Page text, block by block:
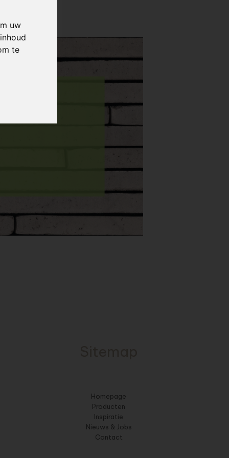
uw
te
Homepage
Producten
Inspiratie
Nieuws & Jobs
Contact